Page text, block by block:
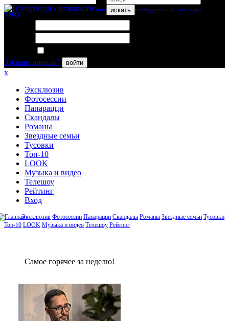
искать
вход
Забыли пароль?
войти
x
Эксклюзив
Фотосессии
Папарацци
Скандалы
Романы
Звездные семьи
Тусовки
Топ-10
LOOK
Музыка и видео
Телешоу
Рейтинг
Вход
Эксклюзив Фотосессии Папарацци Скандалы Романы Звездные семьи Тусовки
Топ-10 LOOK Музыка и видео Телешоу Рейтинг
Сaмое гoрячее за неделю!